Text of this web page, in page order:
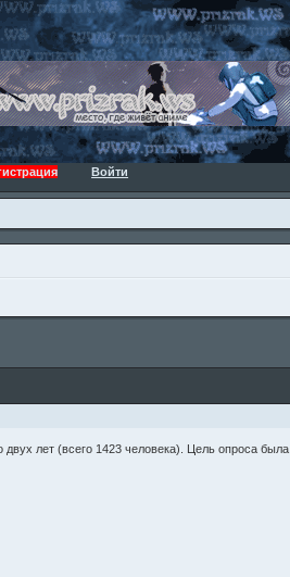
Войти
лет (всего 1423 человека). Цель опроса была